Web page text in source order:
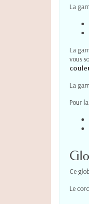
La
La
vous
La
Pour
Ce
Le